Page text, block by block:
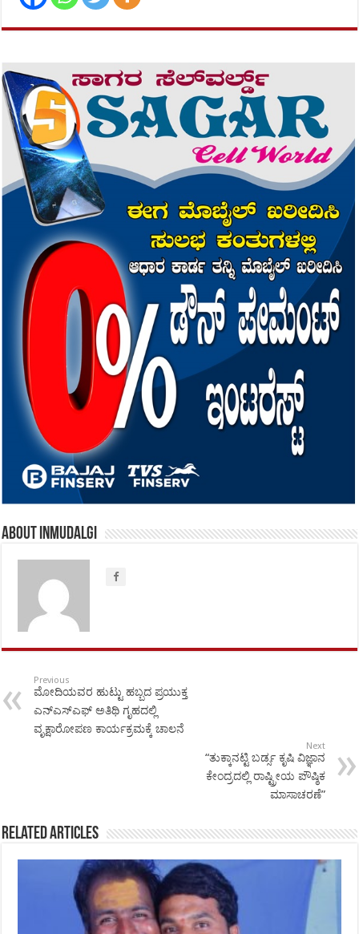
About inmudalgi
Previous
ಮೋದಿಯವರ ಹುಟ್ಟು ಹಬ್ಬದ ಪ್ರಯುಕ್ತ
ಎನ್‍ಎಸ್‍ಎಫ್ ಅತಿಥಿ ಗೃಹದಲ್ಲಿ
ವೃಕ್ಷಾರೋಪಣ ಕಾರ್ಯಕ್ರಮಕ್ಕೆ ಚಾಲನೆ
Next
“ತುಕ್ಕಾನಟ್ಟಿ ಬರ್ಡ್ಸ ಕೃಷಿ ವಿಜ್ಞಾನ
ಕೇಂದ್ರದಲ್ಲಿ ರಾಷ್ಟ್ರೀಯ ಪೌಷ್ಠಿಕ
ಮಾಸಾಚರಣೆ”
Related Articles